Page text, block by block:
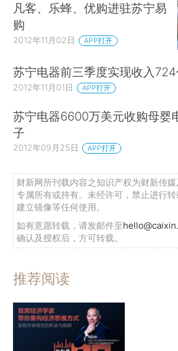
凡客、乐蜂、优购进驻苏宁易
购
2012年11月02日 APP打开
苏宁电器前三季度实现收入
2012年11月01日 APP打开
苏宁电器6600万美元收购母婴
子
2012年09月25日 APP打开
财新网所刊载内容之知识产权为财新传
专属所有或持有。未经许可，禁止进行
建立镜像等任何使用。
如有意愿转载，请发邮件至
确认及授权后，方可转载。
推荐阅读